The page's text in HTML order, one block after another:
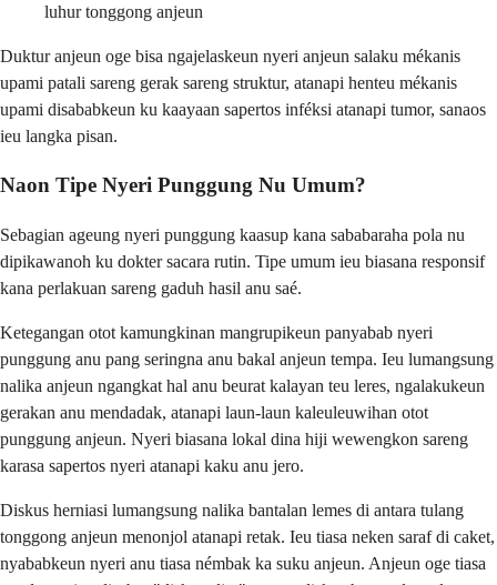
luhur tonggong anjeun
Duktur anjeun oge bisa ngajelaskeun nyeri anjeun salaku mékanis
upami patali sareng gerak sareng struktur, atanapi henteu mékanis
upami disababkeun ku kaayaan sapertos inféksi atanapi tumor, sanaos
ieu langka pisan.
Naon Tipe Nyeri Punggung Nu Umum?
Sebagian ageung nyeri punggung kaasup kana sababaraha pola nu
dipikawanoh ku dokter sacara rutin. Tipe umum ieu biasana responsif
kana perlakuan sareng gaduh hasil anu saé.
Ketegangan otot kamungkinan mangrupikeun panyabab nyeri
punggung anu pang seringna anu bakal anjeun tempa. Ieu lumangsung
nalika anjeun ngangkat hal anu beurat kalayan teu leres, ngalakukeun
gerakan anu mendadak, atanapi laun-laun kaleuleuwihan otot
punggung anjeun. Nyeri biasana lokal dina hiji wewengkon sareng
karasa sapertos nyeri atanapi kaku anu jero.
Diskus herniasi lumangsung nalika bantalan lemes di antara tulang
tonggong anjeun menonjol atanapi retak. Ieu tiasa neken saraf di caket,
nyababkeun nyeri anu tiasa némbak ka suku anjeun. Anjeun oge tiasa